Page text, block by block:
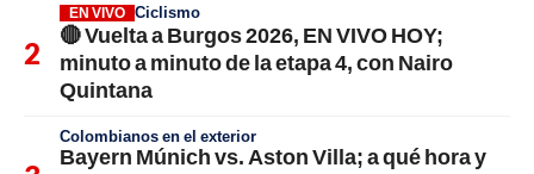
EN VIVO Ciclismo
🔴 Vuelta a Burgos 2026, EN VIVO HOY;
minuto a minuto de la etapa 4, con Nairo
Quintana
Colombianos en el exterior
Bayern Múnich vs. Aston Villa; a qué hora y